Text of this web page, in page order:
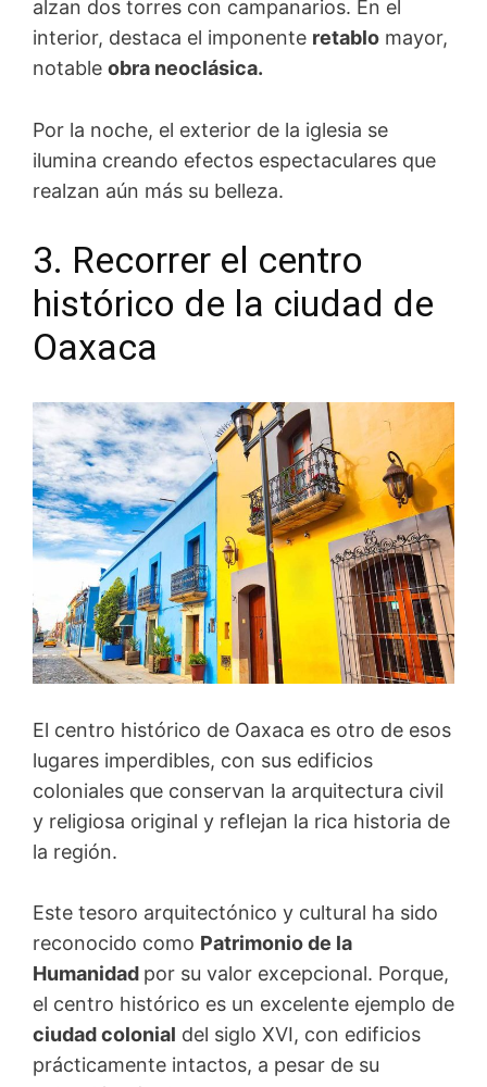
alzan dos torres con campanarios. En el
interior, destaca el imponente retablo mayor,
notable obra neoclásica.
Por la noche, el exterior de la iglesia se
ilumina creando efectos espectaculares que
realzan aún más su belleza.
3. Recorrer el centro
histórico de la ciudad de
Oaxaca
El centro histórico de Oaxaca es otro de esos
lugares imperdibles, con sus edificios
coloniales que conservan la arquitectura civil
y religiosa original y reflejan la rica historia de
la región.
Este tesoro arquitectónico y cultural ha sido
reconocido como Patrimonio de la
Humanidad por su valor excepcional. Porque,
el centro histórico es un excelente ejemplo de
ciudad colonial del siglo XVI, con edificios
prácticamente intactos, a pesar de su